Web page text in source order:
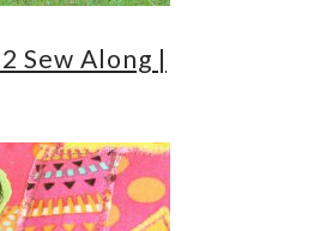
Sew Along |